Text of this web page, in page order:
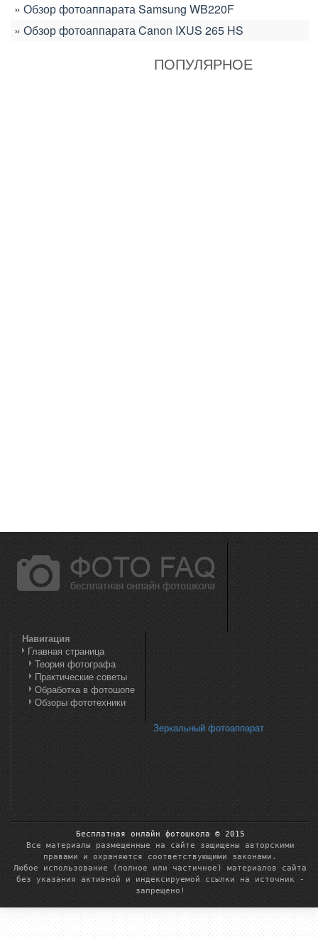
Обзор фотоаппарата Samsung WB220F
Обзор фотоаппарата Canon IXUS 265 HS
ПОПУЛЯРНОЕ
Навигация
Главная страница
Теория фотографа
Практические советы
Обработка в фотошопе
Обзоры фототехники
Зеркальный фотоаппарат
Бесплатная онлайн фотошкола © 2015
Все материалы размещенные на сайте защищены авторскими
правами и охраняются соответствующими законами.
Любое использование (полное или частичное) материалов сайта
без указания активной и индексируемой ссылки на источник -
запрещено!